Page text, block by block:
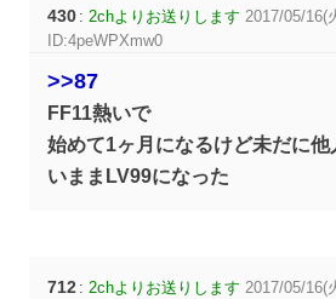
430 :2chよりお送りします 2017/05/16(
ID:4peWPXmw0
>>87
FF11熱いで
始めて1ヶ月になるけど未だに
いままLV99になった
712 :2chよりお送りします 2017/05/16(